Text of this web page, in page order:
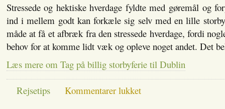
Stressede og hektiske hverdage fyldte med gøremål og
ind i mellem godt kan forkæle sig selv med en lille
måde at få et afbræk fra den stressede hverdage, fordi
behov for at komme lidt væk og opleve noget andet. Det
Læs mere om Tag på billig storbyferie til Dublin
Rejsetips Kommentarer lukkettil
Tag